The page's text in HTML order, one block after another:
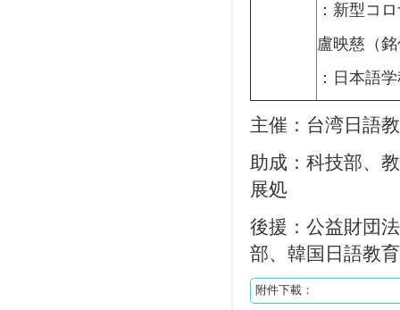
：新型コ
盧映慈（
：日本語
主催：台湾日語
助成：科技部、
展処
後援：公益財団
部、韓国日語教
附件下載：